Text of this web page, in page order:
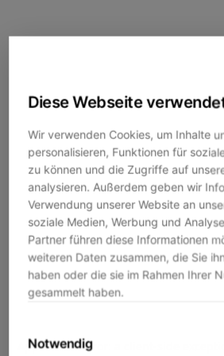
Diese Webseite
Wir verwenden Cookies, um Inhalte
personalisieren, Funktionen für
zu können und die Zugriffe auf
analysieren. Außerdem geben wir
Verwendung unserer Website an
soziale Medien, Werbung und
Partner führen diese Informationen
weiteren Daten zusammen, die Sie
haben oder die sie im Rahmen Ihrer
gesammelt haben.
Notwendig
Application error: a